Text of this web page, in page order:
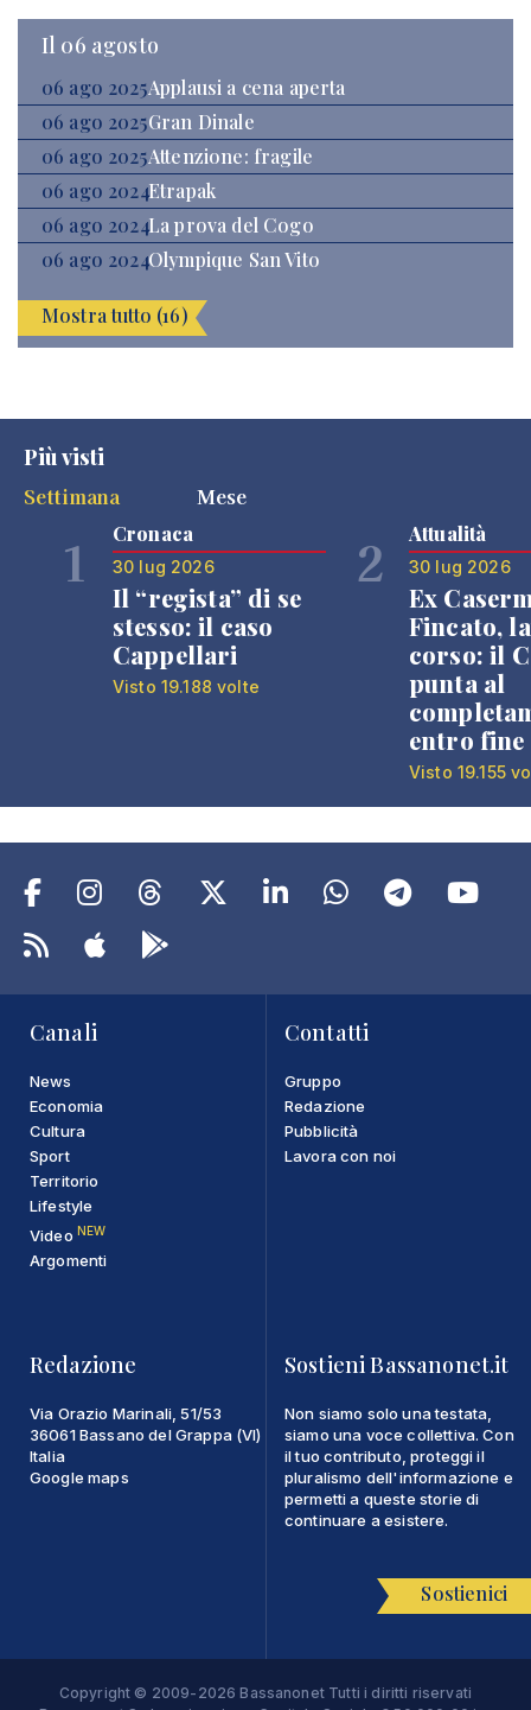
Il 06 agosto
06 ago 2025Applausi a cena aperta
06 ago 2025Gran Dinale
06 ago 2025Attenzione: fragile
06 ago 2024Etrapak
06 ago 2024La prova del Cogo
06 ago 2024Olympique San Vito
Mostra tutto (16)
Più visti
Settimana
Mese
1 Cronaca
30 lug 2026
Il “regista” di se
stesso: il caso
Cappellari
Visto 19.188 volte
2 Attualità
30 lug 2026
Ex
Fincato,
corso: il
punta al
entro fine
Visto 19.155
Canali
News
Economia
Cultura
Sport
Territorio
Lifestyle
Video NEW
Argomenti
Contatti
Gruppo
Redazione
Pubblicità
Lavora con noi
Redazione
Via Orazio Marinali, 51/53
36061 Bassano del Grappa (VI)
Italia
Google maps
Sostieni Bassanonet.it
Non siamo solo una testata,
siamo una voce collettiva. Con
il tuo contributo, proteggi il
pluralismo dell'informazione e
permetti a queste storie di
continuare a esistere.
Sostienici
Copyright © 2009-2026 Bassanonet Tutti i diritti riservati